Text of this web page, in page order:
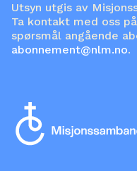
Utsyn utgis av
Ta kontakt med oss på
spørsmål angående
abonnement@nlm.no.